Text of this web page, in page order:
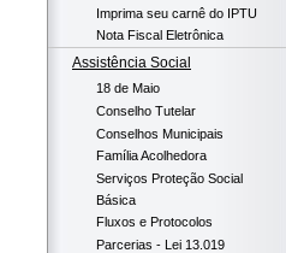
Imprima seu carnê do IPTU
Nota Fiscal Eletrônica
Assistência Social
18 de Maio
Conselho Tutelar
Conselhos Municipais
Família Acolhedora
Serviços Proteção Social
Básica
Fluxos e Protocolos
Parcerias - Lei 13.019